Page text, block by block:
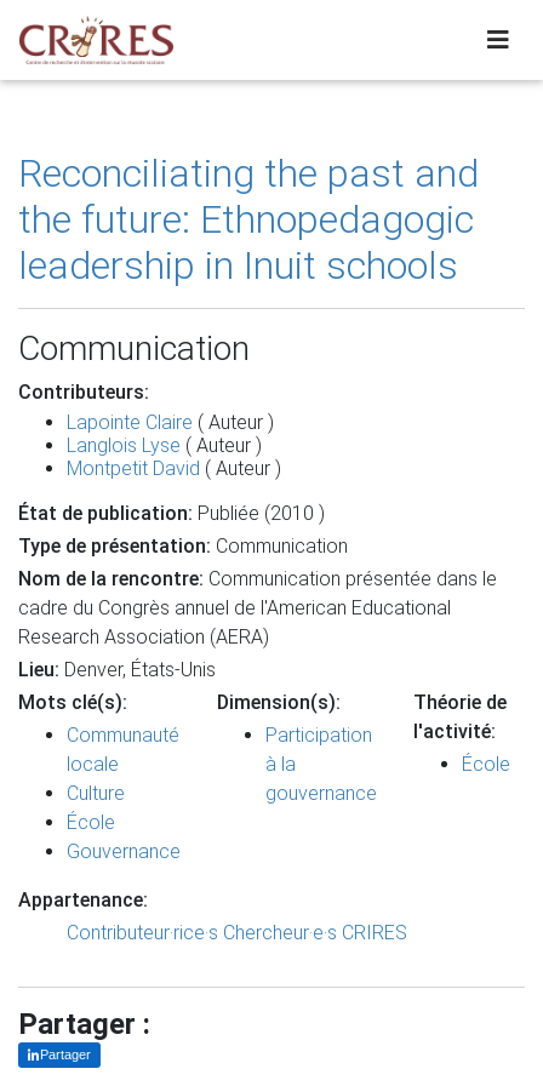
Reconciliating the past and
the future: Ethnopedagogic
leadership in Inuit schools
Communication
Contributeurs:
Lapointe Claire ( Auteur )
Langlois Lyse ( Auteur )
Montpetit David ( Auteur )
État de publication: Publiée (2010 )
Type de présentation: Communication
Nom de la rencontre: Communication présentée dans le
cadre du Congrès annuel de l'American Educational
Research Association (AERA)
Lieu: Denver, États-Unis
Mots clé(s):
Communauté
locale
Culture
École
Gouvernance
Dimension(s):
Participation
à la
gouvernance
Théorie de
l'activité:
École
Appartenance:
Contributeur·rice·s Chercheur·e·s CRIRES
Partager :
Partager